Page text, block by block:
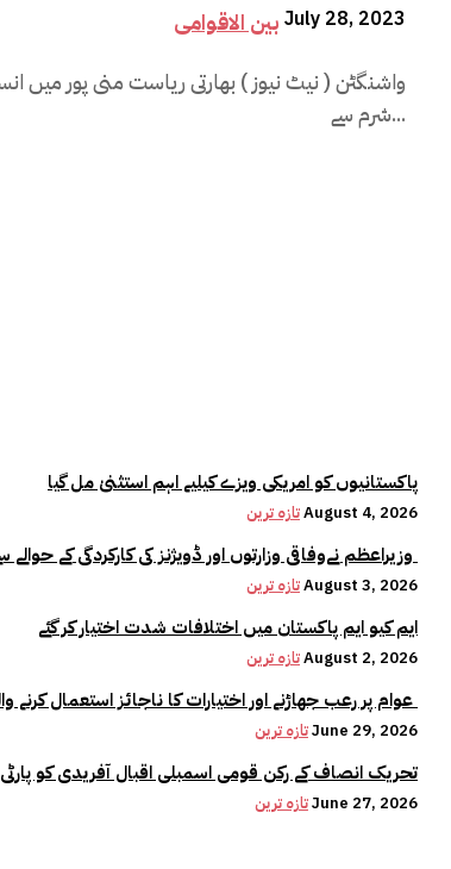
بین الاقوامی July 28, 2023
واشنگٹن ( نیٹ نیوز ) بھارتی ریاست منی پور میں
شرم سے...
پاکستانیوں کو امریکی ویزے کیلیے اہم استثنیٰ مل گیا
تازہ ترینAugust 4, 2026
تازہ ترینAugust 3, 2026
ایم کیو ایم پاکستان میں اختلافات شدت اختیار کر گئے
تازہ ترینAugust 2, 2026
تازہ ترینJune 29, 2026
تحریک انصاف کے رکن قومی اسمبلی اقبال آفریدی کو
تازہ ترینJune 27, 2026